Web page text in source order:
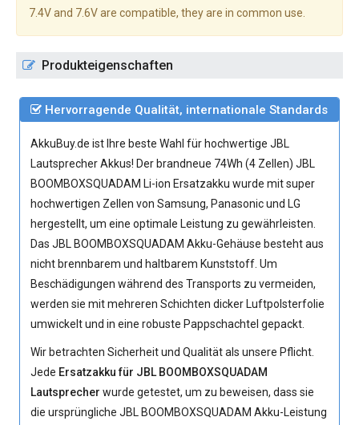
7.4V and 7.6V are compatible, they are in common use.
Produkteigenschaften
Hervorragende Qualität, internationale Standards
AkkuBuy.de ist Ihre beste Wahl für hochwertige JBL
Lautsprecher Akkus! Der brandneue 74Wh (4 Zellen)JBL
BOOMBOXSQUADAM Li-ion Ersatzakku wurde mit super
hochwertigen Zellen von Samsung, Panasonic und LG
hergestellt, um eine optimale Leistung zu gewährleisten.
Das JBL BOOMBOXSQUADAM Akku-Gehäuse besteht aus
nicht brennbarem und haltbarem Kunststoff. Um
Beschädigungen während des Transports zu vermeiden,
werden sie mit mehreren Schichten dicker Luftpolsterfolie
umwickelt und in eine robuste Pappschachtel gepackt.
Wir betrachten Sicherheit und Qualität als unsere Pflicht.
Jede Ersatzakku für JBL BOOMBOXSQUADAM
Lautsprecher wurde getestet, um zu beweisen, dass sie
die ursprünglicheJBL BOOMBOXSQUADAM Akku-Leistung